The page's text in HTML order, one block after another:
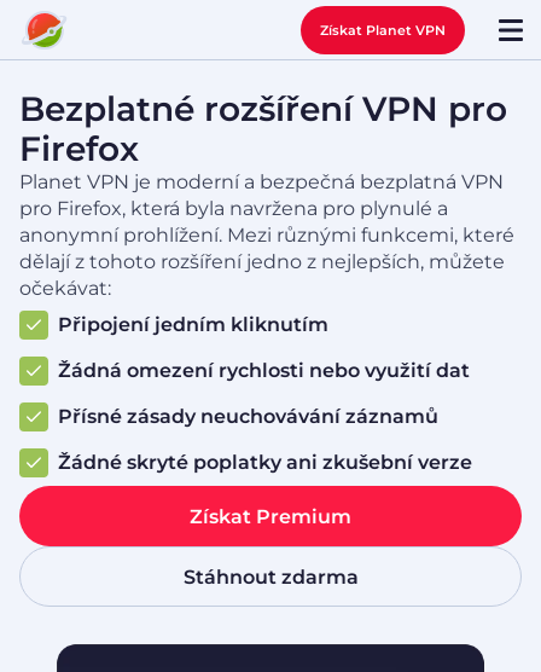
Získat Planet VPN
Bezplatné rozšíření VPN pro
Firefox
Planet VPN je moderní a bezpečná bezplatná VPN
pro Firefox, která byla navržena pro plynulé a
anonymní prohlížení. Mezi různými funkcemi, které
dělají z tohoto rozšíření jedno z nejlepších, můžete
očekávat:
Připojení jedním kliknutím
Žádná omezení rychlosti nebo využití dat
Přísné zásady neuchovávání záznamů
Žádné skryté poplatky ani zkušební verze
Získat Premium
Stáhnout zdarma